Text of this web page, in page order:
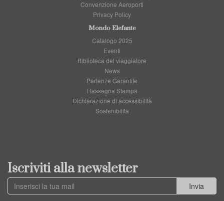
Convenzione Aeroporti
Privacy Policy
Mondo Elefante
Catalogo 2025
Eventi
Biblioteca del viaggiatore
News
Partenze Garantite
Rassegna Stampa
Dichiarazione di accessibilità
Sostenibilità
Iscriviti alla newsletter
Invia